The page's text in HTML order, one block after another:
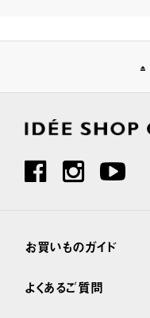
お買いものガイド
よくあるご質問